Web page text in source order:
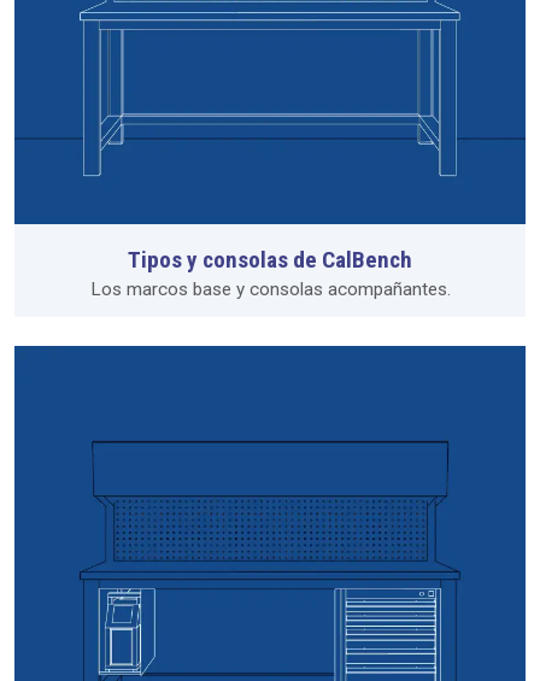
Tipos y consolas de CalBench
Los marcos base y consolas acompañantes.